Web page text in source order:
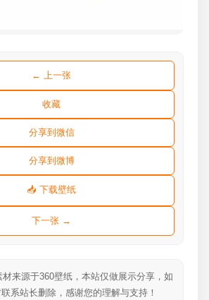
← 上一张
收藏
分享到微信
分享到微博
📥 下载壁纸
下一张 →
来源于360壁纸，本站仅做展示分享，如
系站长删除，感谢您的理解与支持！